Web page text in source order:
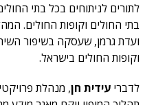
לתורים לניתוחים בכל בתי
בתי החולים וקופות החולים.
ועדת גרמן, שעסקה בשיפור
וקופות החולים בישראל.
לדברי עידית חן, מנהלת